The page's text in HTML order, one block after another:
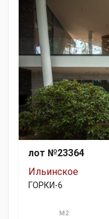
лот №23364
Ильинское
ГОРКИ-6
М2